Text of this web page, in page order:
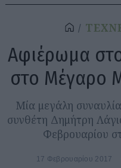
Αφιέρωμα
στο Μέγαρο
Μία μεγάλη
συνθέτη Δημήτρη
Φεβρουαρίου
17 Φεβρουαρίου 2017